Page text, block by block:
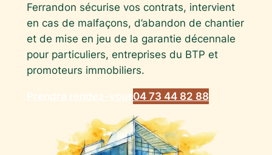
Ferrandon sécurise vos contrats, intervient
en cas de malfaçons, d’abandon de chantier
et de mise en jeu de la garantie décennale
pour particuliers, entreprises du BTP et
promoteurs immobiliers.
Prendre rendez-vous04 73 44 82 88